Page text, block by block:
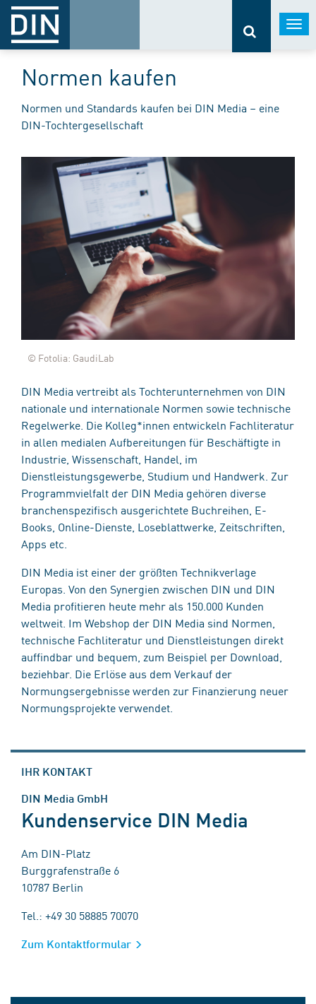
Normen kaufen
Normen und Standards kaufen bei DIN Media – eine
DIN-Tochtergesellschaft
© Fotolia: GaudiLab
DIN Media vertreibt als Tochterunternehmen von DIN
nationale und internationale Normen sowie technische
Regelwerke. Die Kolleg*innen entwickeln Fachliteratur
in allen medialen Aufbereitungen für Beschäftigte in
Industrie, Wissenschaft, Handel, im
Dienstleistungsgewerbe, Studium und Handwerk. Zur
Programmvielfalt der DIN Media gehören diverse
branchenspezifisch ausgerichtete Buchreihen, E-
Books, Online-Dienste, Loseblattwerke, Zeitschriften,
Apps etc.
DIN Media ist einer der größten Technikverlage
Europas. Von den Synergien zwischen DIN und DIN
Media profitieren heute mehr als 150.000 Kunden
weltweit. Im Webshop der DIN Media sind Normen,
technische Fachliteratur und Dienstleistungen direkt
auffindbar und bequem, zum Beispiel per Download,
beziehbar. Die Erlöse aus dem Verkauf der
Normungsergebnisse werden zur Finanzierung neuer
Normungsprojekte verwendet.
IHR KONTAKT
DIN Media GmbH
Kundenservice DIN Media
Am DIN-Platz
Burggrafenstraße 6
10787 Berlin
Tel.: +49 30 58885 70070
Zum Kontaktformular